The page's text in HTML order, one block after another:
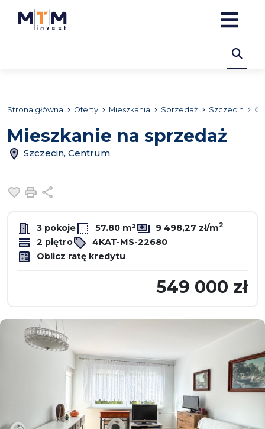
Strona główna Oferty Mieszkania Sprzedaż Szczecin
Mieszkanie na sprzedaż
Szczecin, Centrum
Dodaj do ulubionych
Drukuj
3 pokoje 57.80 m² 9 498,27 zł/m2
2 piętro
4KAT-MS-22680
Oblicz ratę kredytu
549 000 zł